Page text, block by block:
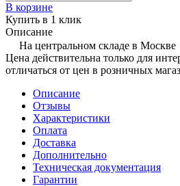
В корзине
Купить в 1 клик
Описание
На центральном складе в Москве
Цена действительна только для
отличаться от цен в розничных
Описание
Отзывы
Характеристики
Оплата
Доставка
Дополнительно
Техническая документация
Гарантии